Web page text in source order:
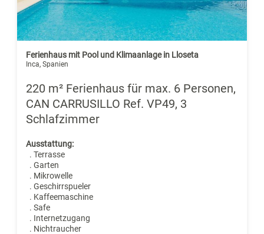
Ferienhaus mit Pool und Klimaanlage in Lloseta
Inca, Spanien
220 m² Ferienhaus für max. 6 Personen,
CAN CARRUSILLO Ref. VP49, 3
Schlafzimmer
Ausstattung:
. Terrasse
. Garten
. Mikrowelle
. Geschirrspueler
. Kaffeemaschine
. Safe
. Internetzugang
. Nichtraucher